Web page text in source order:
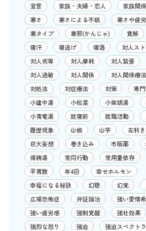
宣言
家族・夫婦・恋人 家族関係
寒さ
寒さによる不眠
寒さや疲
寒タイプ
寒邪(かんじゃ) 寛解
寝汗
寝逃げ 寝酒
対人ス
対人劣等
対人摩耗 対人緊張
対人過敏
対人関係
対人関係療
対処法
対症療法 対策
専
小建中湯
小松菜 小柴胡湯
小青竜湯
就寝前 就職活動
履歴現象
山椒 山芋 左利き
巨大妄想
巻き込み 市販薬
帰脾湯
常同行動 常用量依存
平胃散
年4回
幸せホルモン
幸福になる秘訣
幻聴 幻覚
広場恐怖症
弁証論治
強い愛情
強い疲労感
強制覚醒
強壮効果
強烈な怒り
強迫
強迫スペクト